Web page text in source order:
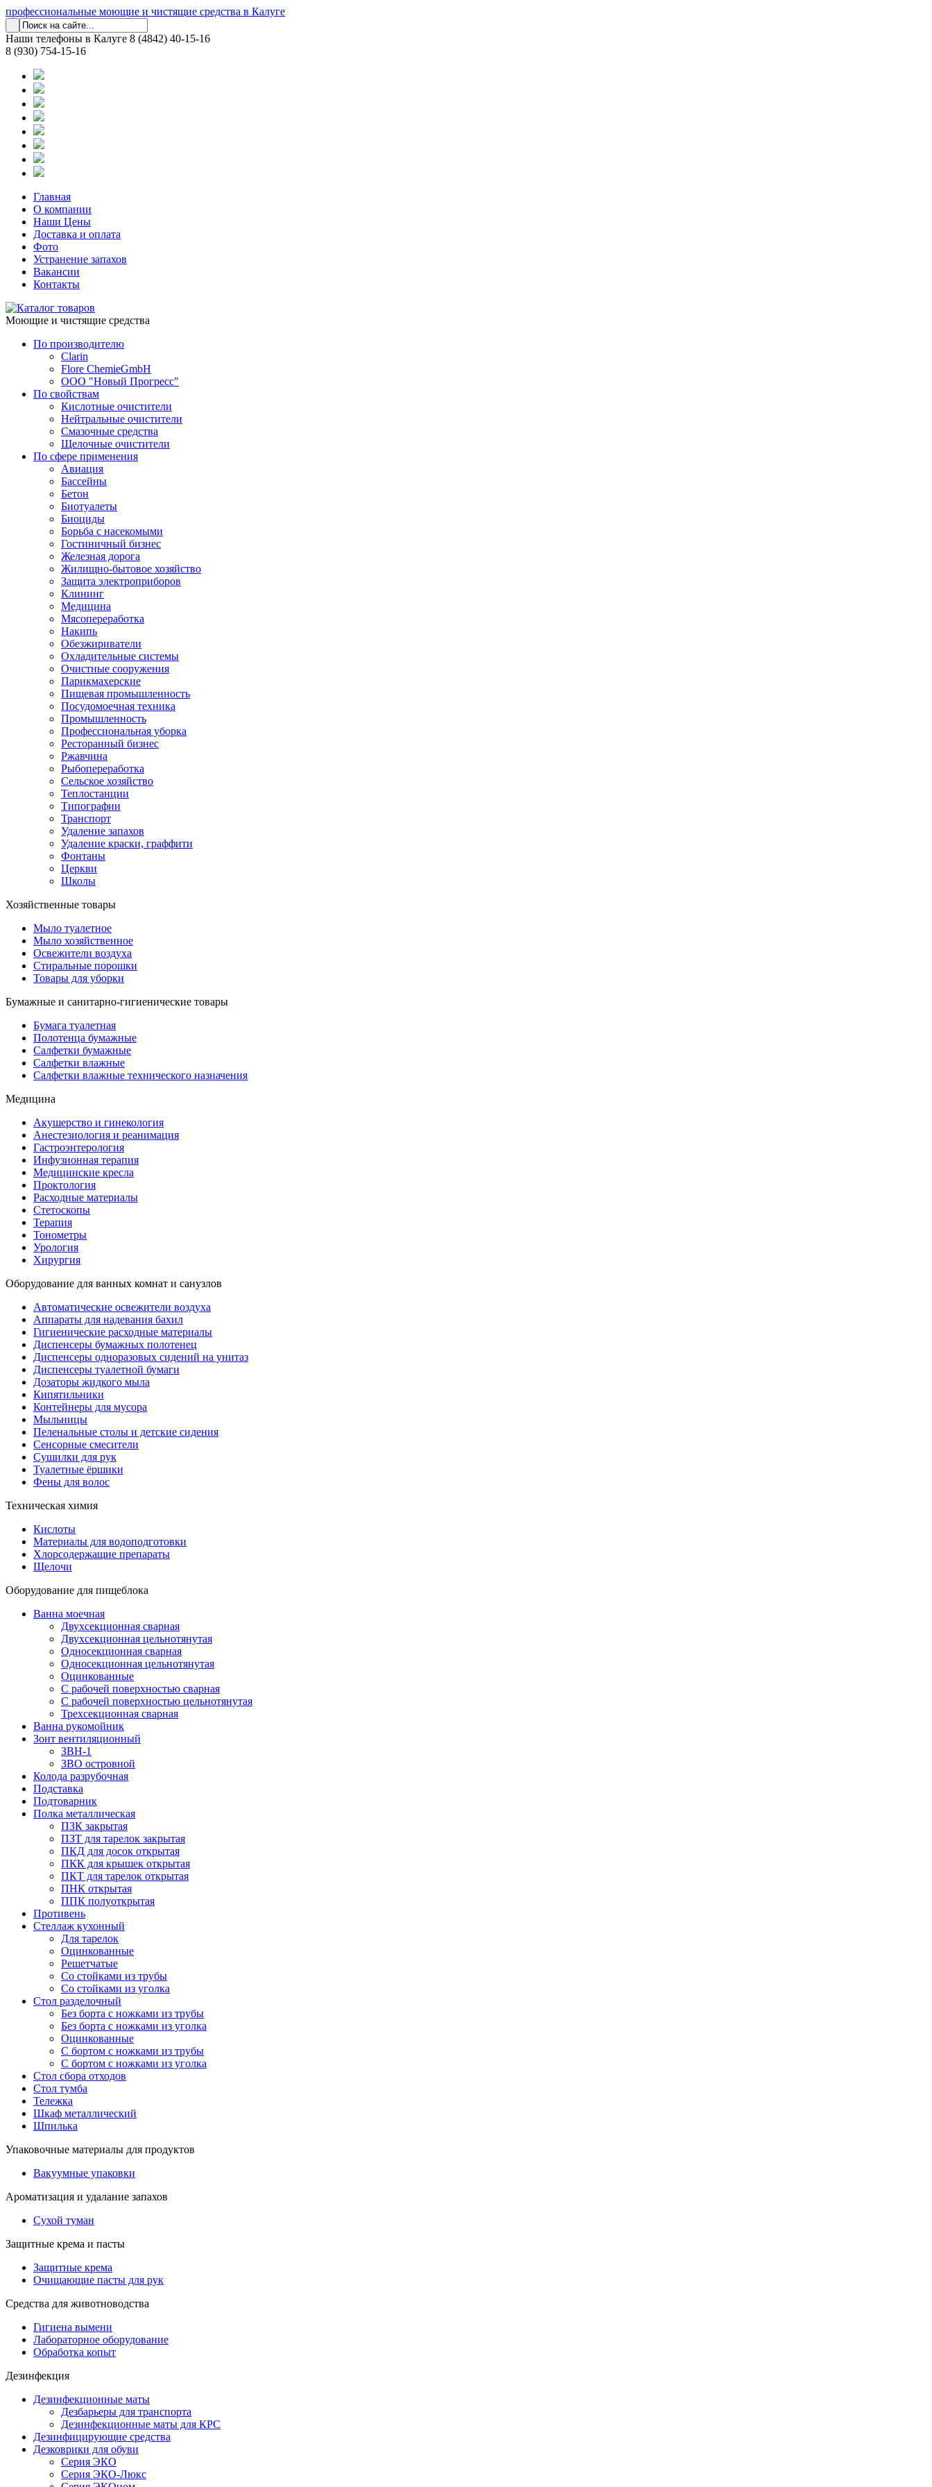
профессиональные моющие и чистящие средства в Калуге
Наши телефоны в Калуге 8 (4842) 40-15-16
8 (930) 754-15-16
Главная
О компании
Наши Цены
Доставка и оплата
Фото
Устранение запахов
Вакансии
Контакты
Моющие и чистящие средства
По производителю
Clarin
Flore ChemieGmbH
ООО "Новый Прогресс"
По свойствам
Кислотные очистители
Нейтральные очистители
Смазочные средства
Щелочные очистители
По сфере применения
Авиация
Бассейны
Бетон
Биотуалеты
Биоциды
Борьба с насекомыми
Гостиничный бизнес
Железная дорога
Жилищно-бытовое хозяйство
Защита электроприборов
Клининг
Медицина
Мясопереработка
Накипь
Обезжириватели
Охладительные системы
Очистные сооружения
Парикмахерские
Пищевая промышленность
Посудомоечная техника
Промышленность
Профессиональная уборка
Ресторанный бизнес
Ржавчина
Рыбопереработка
Сельское хозяйство
Теплостанции
Типографии
Транспорт
Удаление запахов
Удаление краски, граффити
Фонтаны
Церкви
Школы
Хозяйственные товары
Мыло туалетное
Мыло хозяйственное
Освежители воздуха
Стиральные порошки
Товары для уборки
Бумажные и санитарно-гигиенические товары
Бумага туалетная
Полотенца бумажные
Салфетки бумажные
Салфетки влажные
Салфетки влажные технического назначения
Медицина
Акушерство и гинекология
Анестезиология и реанимация
Гастроэнтерология
Инфузионная терапия
Медицинские кресла
Проктология
Расходные материалы
Стетоскопы
Терапия
Тонометры
Урология
Хирургия
Оборудование для ванных комнат и санузлов
Автоматические освежители воздуха
Аппараты для надевания бахил
Гигиенические расходные материалы
Диспенсеры бумажных полотенец
Диспенсеры одноразовых сидений на унитаз
Диспенсеры туалетной бумаги
Дозаторы жидкого мыла
Кипятильники
Контейнеры для мусора
Мыльницы
Пеленальные столы и детские сидения
Сенсорные смесители
Сушилки для рук
Туалетные ёршики
Фены для волос
Техническая химия
Кислоты
Материалы для водоподготовки
Хлорсодержащие препараты
Щелочи
Оборудование для пищеблока
Ванна моечная
Двухсекционная сварная
Двухсекционная цельнотянутая
Односекционная сварная
Односекционная цельнотянутая
Оцинкованные
С рабочей поверхностью сварная
С рабочей поверхностью цельнотянутая
Трехсекционная сварная
Ванна рукомойник
Зонт вентиляционный
ЗВН-1
ЗВО островной
Колода разрубочная
Подставка
Подтоварник
Полка металлическая
ПЗК закрытая
ПЗТ для тарелок закрытая
ПКД для досок открытая
ПКК для крышек открытая
ПКТ для тарелок открытая
ПНК открытая
ППК полуоткрытая
Противень
Стеллаж кухонный
Для тарелок
Оцинкованные
Решетчатые
Со стойками из трубы
Со стойками из уголка
Стол разделочный
Без борта с ножками из трубы
Без борта с ножками из уголка
Оцинкованные
С бортом с ножками из трубы
С бортом с ножками из уголка
Стол сбора отходов
Стол тумба
Тележка
Шкаф металлический
Шпилька
Упаковочные материалы для продуктов
Вакуумные упаковки
Ароматизация и удалание запахов
Сухой туман
Защитные крема и пасты
Защитные крема
Очищающие пасты для рук
Средства для животноводства
Гигиена вымени
Лабораторное оборудование
Обработка копыт
Дезинфекция
Дезинфекционные маты
Дезбарьеры для транспорта
Дезинфекционные маты для КРС
Дезинфицирующие средства
Дезковрики для обуви
Серия ЭКО
Серия ЭКО-Люкс